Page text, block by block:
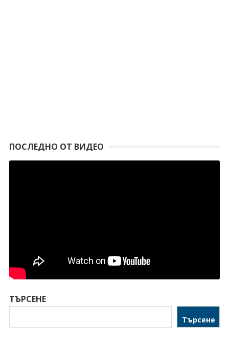
ПОСЛЕДНО ОТ ВИДЕО
ТЪРСЕНЕ
Търсене